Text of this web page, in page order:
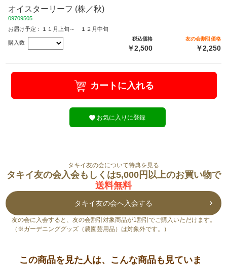
オイスターリーフ (株／秋)
09709505
お届け予定：１１月上旬～ １２月中旬
購入数
税込価格
￥2,500
友の会割引価格
￥2,250
カートに入れる
お気に入りに登録
タキイ友の会について特典を見る
タキイ友の会入会もしくは5,000円以上のお買い物で
送料無料
タキイ友の会へ入会する
友の会に入会すると、友の会割引対象商品が1割引でご購入いただけます。
（※ガーデニンググッズ（農園芸用品）は対象外です。）
この商品を見た人は、こんな商品も見ていま